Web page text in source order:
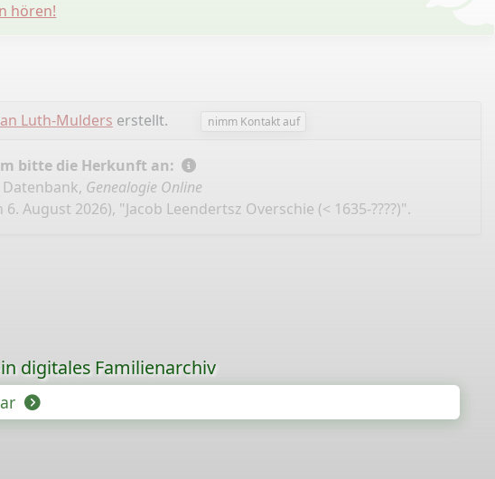
hören!
Luth-Mulders erstellt. nimm Kontakt auf
bitte die Herkunft an:
Genealogie Online
August 2026), "Jacob Leendertsz Overschie (< 1635-????)".
digitales Familienarchiv